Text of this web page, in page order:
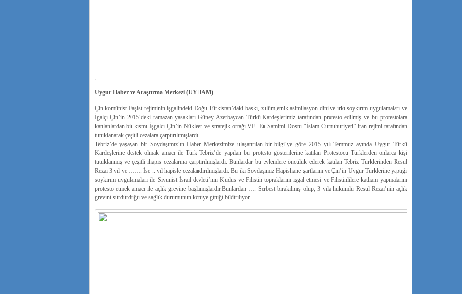
Uygur Haber ve Araştırma Merkezi (UYHAM)
Çin komünist-Faşist rejiminin işgalindeki Doğu Türkistan’daki baskı, zulüm,etnik asimilasyon dini ve ırkı soykırım uygulamaları ve
İgalçı Çin’in 2015’deki ramazan yasakları Güney Azerbaycan Türkü Kardeşlerimiz tarafından protesto edilmiş ve bu protestolara
katılanlardan bir kısmı İşgalcı Çin’in Nükleer ve stratejik ortağı VE En Samimi Dostu “İslam Cumuhuriyeti” iran rejimi tarafından
tutuklanarak çeşitli cezalara çarptırılımışlardı.
Tebriz’de yaşayan bir Soydaşımız’ın Haber Merkezimize ulaşatırılan bir bilgi’ye göre 2015 yılı Temmuz ayında Uygur Türkü
Kardeşlerine destek olmak amacı ile Türk Tebriz’de yapılan bu protesto gösterilerine katılan Protestocu Türklerden onlarca kişi
tutuklanmış ve çeşitli ihapis cezalarına çarptırılmışlardı. Bunlardar bu eylemlere öncülük ederek katılan Tebriz Türklerinden Resul
Rezai 3 yıl ve ……. İse .. yıl hapisle cezalandırılmışlardı. Bu iki Soydaşımız Hapishane şartlarını ve Çin’in Uygur Türklerine yaptığı
soykırım uygulamaları ile Siyunist İsrail devleti’nin Kudus ve Filistin topraklarını işgal etmesi ve Filistinlilere katliam yapmalarını
protesto etmek amacı ile açlık grevine başlamışlardır.Bunlardan …. Serbest bırakılmış olup, 3 yıla hükümlü Resul Rezai’nin açlık
grevini sürdürdüğü ve sağlık durumunun kötüye gittiği bildiriliyor .